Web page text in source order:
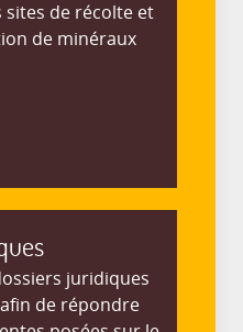
sites de récolte et
de minéraux
juridiques
de répondre